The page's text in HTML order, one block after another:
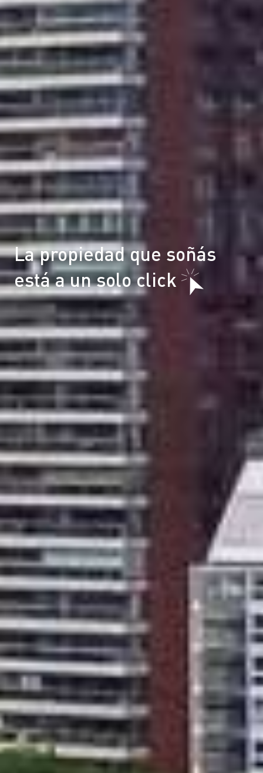
La propiedad que soñás
está a un solo click